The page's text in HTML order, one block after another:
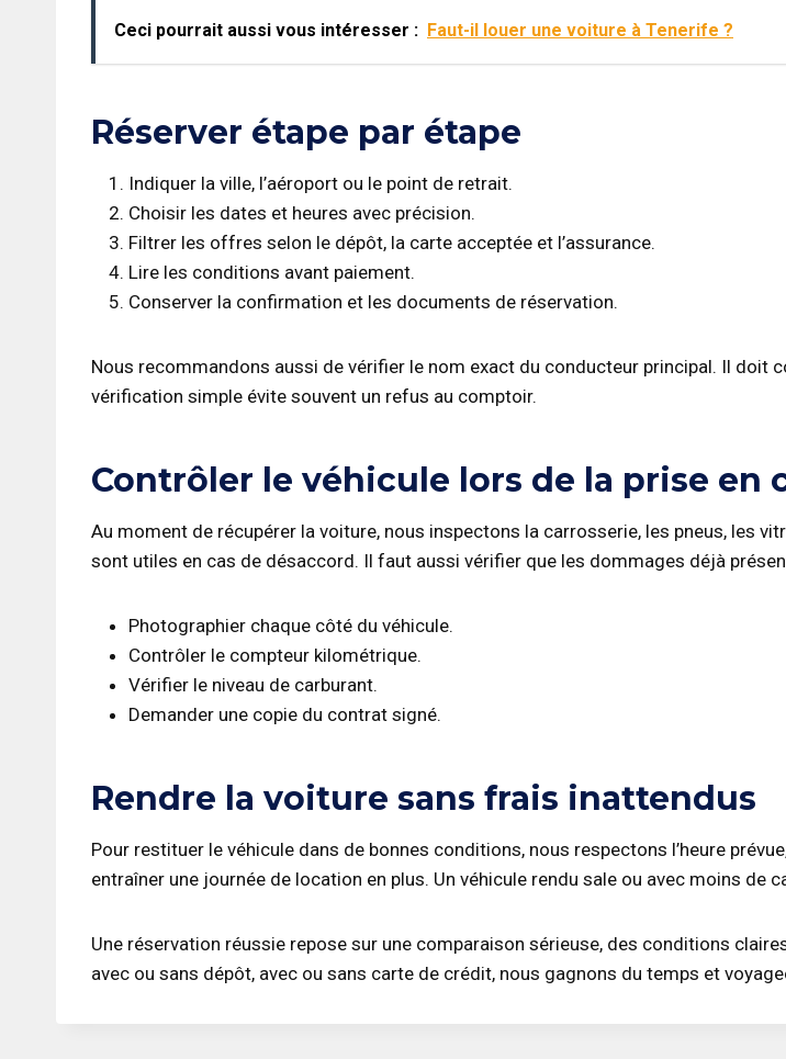
Ceci pourrait aussi vous intéresser : Faut-il louer une voiture à Tenerife​ ?
Réserver étape par étape
Indiquer la ville, l’aéroport ou le point de retrait.
Choisir les dates et heures avec précision.
Filtrer les offres selon le dépôt, la carte acceptée et l’assurance.
Lire les conditions avant paiement.
Conserver la confirmation et les documents de réservation.
Nous recommandons aussi de vérifier le nom exact du conducteur principal. Il doit
vérification simple évite souvent un refus au comptoir.
Contrôler le véhicule lors de la prise en
Au moment de récupérer la voiture, nous inspectons la carrosserie, les pneus, les
sont utiles en cas de désaccord. Il faut aussi vérifier que les dommages déjà
Photographier chaque côté du véhicule.
Contrôler le compteur kilométrique.
Vérifier le niveau de carburant.
Demander une copie du contrat signé.
Rendre la voiture sans frais inattendus
Pour restituer le véhicule dans de bonnes conditions, nous respectons l’heure
entraîner une journée de location en plus. Un véhicule rendu sale ou avec moins de
Une réservation réussie repose sur une comparaison sérieuse, des conditions
avec ou sans dépôt, avec ou sans carte de crédit, nous gagnons du temps et